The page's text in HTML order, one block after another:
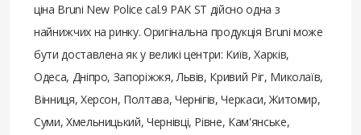
ціна Bruni New Police cal.9 PAK ST дійсно одна з
найнижчих на ринку. Оригінальна продукція Bruni може
бути доставлена ​​як у великі центри: Київ, Харків,
Одеса, Дніпро, Запоріжжя, Львів, Кривий Ріг, Миколаїв,
Вінниця, Херсон, Полтава, Чернігів, Черкаси, Житомир,
Суми, Хмельницький, Чернівці, Рівне, Кам'янське,